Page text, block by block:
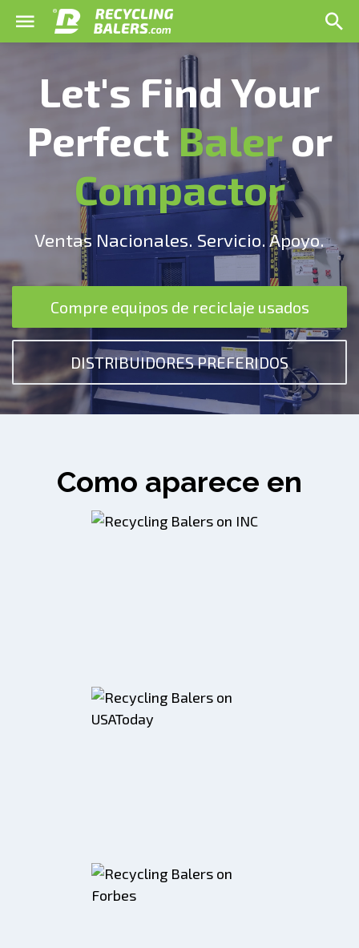
Let's Find Your
Perfect Baleror
Compactor
Ventas Nacionales. Servicio. Apoyo.
Compre equipos de reciclaje usados
DISTRIBUIDORES PREFERIDOS
Como aparece en